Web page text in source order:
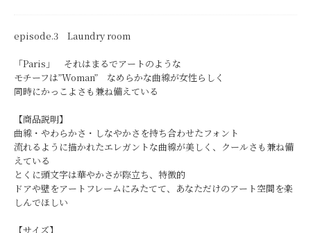
episode.3 Laundry room
「Paris」 それはまるでアートのような
モチーフは”Woman” なめらかな曲線が女性らしく
同時にかっこよさも兼ね備えている
【商品説明】
曲線・やわらかさ・しなやかさを持ち合わせたフォント
流れるように描かれたエレガントな曲線が美しく、クールさも兼ね備
えている
とくに頭文字は華やかさが際立ち、特徴的
ドアや壁をアートフレームにみたてて、あなただけのアート空間を楽
しんでほしい
【サイズ】